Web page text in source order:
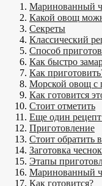
Маринованный
Какой овощ
Секреты
Классический
Способ
Как быстро
Как
Морской овощ с
Как готовится
Стоит отметить
Еще один рецепт
Приготовление
Стоит обратить
Заготовка
Этапы
Маринованный
Как готовится?